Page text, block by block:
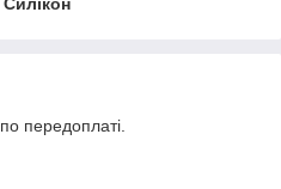
передоплаті.